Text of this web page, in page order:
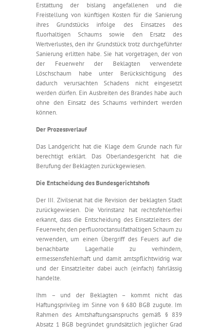
Erstattung der bislang angefallenen und die
Freistellung von künftigen Kosten für die Sanierung
ihres Grundstücks infolge des Einsatzes des
fluorhaltigen Schaums sowie den Ersatz des
Wertverlustes, den ihr Grundstück trotz durchgeführter
Sanierung erlitten habe. Sie hat vorgetragen, der von
der Feuerwehr der Beklagten verwendete
Löschschaum habe unter Berücksichtigung des
dadurch verursachten Schadens nicht eingesetzt
werden dürfen. Ein Ausbreiten des Brandes habe auch
ohne den Einsatz des Schaums verhindert werden
können.
Der Prozessverlauf
Das Landgericht hat die Klage dem Grunde nach für
berechtigt erklärt. Das Oberlandesgericht hat die
Berufung der Beklagten zurückgewiesen.
Die Entscheidung des Bundesgerichtshofs
Der III. Zivilsenat hat die Revision der beklagten Stadt
zurückgewiesen. Die Vorinstanz hat rechtsfehlerfrei
erkannt, dass die Entscheidung des Einsatzleiters der
Feuerwehr, den perfluoroctansulfathaltigen Schaum zu
verwenden, um einen Übergriff des Feuers auf die
benachbarte Lagerhalle zu verhindern,
ermessensfehlerhaft und damit amtspflichtwidrig war
und der Einsatzleiter dabei auch (einfach) fahrlässig
handelte.
Ihm – und der Beklagten – kommt nicht das
Haftungsprivileg im Sinne von § 680 BGB zugute. Im
Rahmen des Amtshaftungsanspruchs gemäß § 839
Absatz 1 BGB begründet grundsätzlich jeglicher Grad